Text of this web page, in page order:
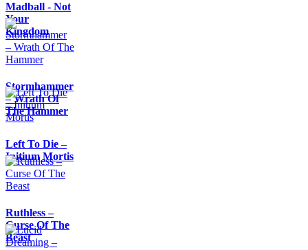
Madball - Not
Your
Kingdom
Stormhammer
– Wrath Of
The Hammer
Left To Die –
Initium Mortis
Ruthless –
Curse Of The
Beast